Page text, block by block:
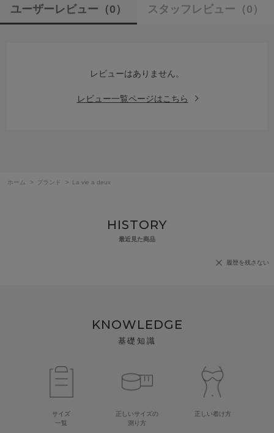
ユーザーレビュー （0） スタッフレビュー （0）
レビューはありません。
レビュー一覧ページはこちら
ホーム > ブランド > La vie a deux
HISTORY
最近見た商品
履歴を残さない
KNOWLEDGE
基礎知識
サイズ
一覧
正しいサイズの
測り方
正しい着け方